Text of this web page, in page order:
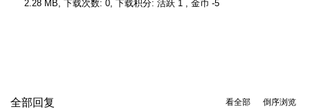
2.28 MB, 下载次数: 0, 下载积分: 活跃 1 , 金币 -5
倒序浏览
看全部
全部回复